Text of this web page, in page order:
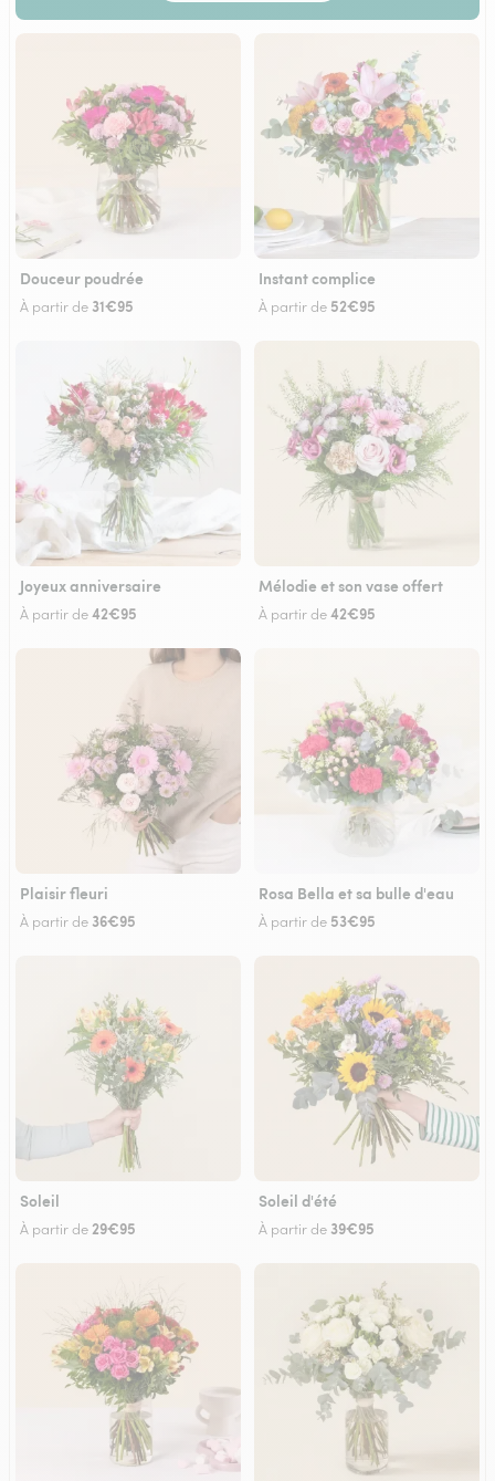
Douceur poudrée
À partir de 31€95
Instant complice
À partir de 52€95
Joyeux anniversaire
À partir de42€95
Mélodie et son vase offert
À partir de42€95
Plaisir fleuri
À partir de 36€95
Rosa Bella et sa bulle d'eau
À partir de 53€95
Soleil
À partir de 29€95
Soleil d'été
À partir de 39€95